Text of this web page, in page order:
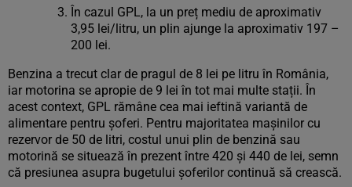
În cazul GPL, la un preț mediu de aproximativ
3,95 lei/litru, un plin ajunge la aproximativ 197 –
200 lei.
Benzina a trecut clar de pragul de 8 lei pe litru în România,
iar motorina se apropie de 9 lei în tot mai multe stații. În
acest context, GPL rămâne cea mai ieftină variantă de
alimentare pentru șoferi. Pentru majoritatea mașinilor cu
rezervor de 50 de litri, costul unui plin de benzină sau
motorină se situează în prezent între 420 și 440 de lei, semn
că presiunea asupra bugetului șoferilor continuă să crească.